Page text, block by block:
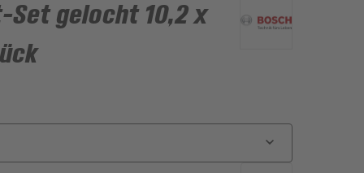
gelocht 10,2 x